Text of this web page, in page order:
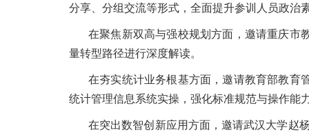
分享、分组交流等形式，全面提升参训人员政治
在聚焦新双高与强校规划方面，邀请重庆市
量转型路径进行深度解读。
在夯实统计业务根基方面，邀请教育部教育
统计管理信息系统实操，强化标准规范与操作能
在突出数智创新应用方面，邀请武汉大学赵